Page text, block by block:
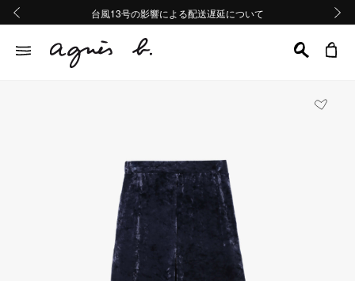
熊本地域地震の影響による配送遅延について
Summer Sale 2buy10%OFF!!
台風13号の影響による配送遅延について
熊本地域地震の影響による配送遅延について
Summer Sale 2buy10%OFF!!